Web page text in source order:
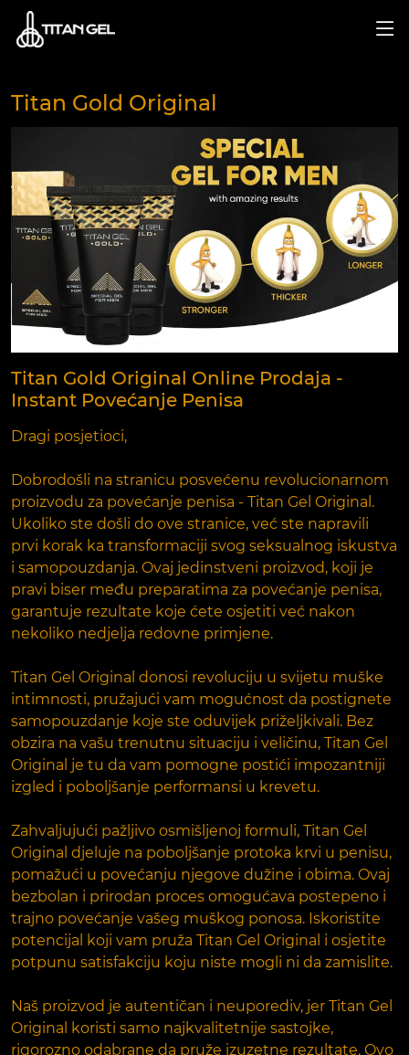
Titan Gold Original
Titan Gold Original Online Prodaja -
Instant Povećanje Penisa
Dragi posjetioci,
Dobrodošli na stranicu posvećenu revolucionarnom
proizvodu za povećanje penisa - Titan Gel Original.
Ukoliko ste došli do ove stranice, već ste napravili
prvi korak ka transformaciji svog seksualnog iskustva
i samopouzdanja. Ovaj jedinstveni proizvod, koji je
pravi biser među preparatima za povećanje penisa,
garantuje rezultate koje ćete osjetiti već nakon
nekoliko nedjelja redovne primjene.
Titan Gel Original donosi revoluciju u svijetu muške
intimnosti, pružajući vam mogućnost da postignete
samopouzdanje koje ste oduvijek priželjkivali. Bez
obzira na vašu trenutnu situaciju i veličinu, Titan Gel
Original je tu da vam pomogne postići impozantniji
izgled i poboljšanje performansi u krevetu.
Zahvaljujući pažljivo osmišljenoj formuli, Titan Gel
Original djeluje na poboljšanje protoka krvi u penisu,
pomažući u povećanju njegove dužine i obima. Ovaj
bezbolan i prirodan proces omogućava postepeno i
trajno povećanje vašeg muškog ponosa. Iskoristite
potencijal koji vam pruža Titan Gel Original i osjetite
potpunu satisfakciju koju niste mogli ni da zamislite.
Naš proizvod je autentičan i neuporediv, jer Titan Gel
Original koristi samo najkvalitetnije sastojke,
rigorozno odabrane da pruže izuzetne rezultate. Ovo